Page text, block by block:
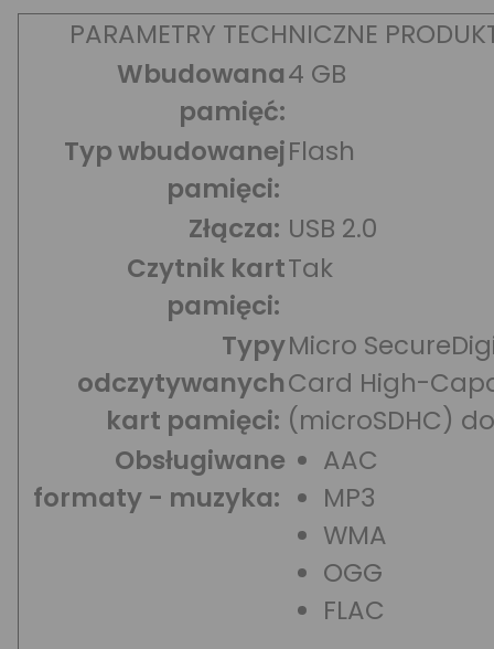
PARAMETRY TECHNICZNE
Wbudowana
pamięć:
4 GB
Typ wbudowanej
pamięci:
Flash
Złącza: USB 2.0
Czytnik kart
pamięci:
Tak
Typy
odczytywanych
kart pamięci:
Micro
Card High-
(microSDHC)
Obsługiwane
formaty - muzyka:
AAC
MP3
WMA
OGG
FLAC